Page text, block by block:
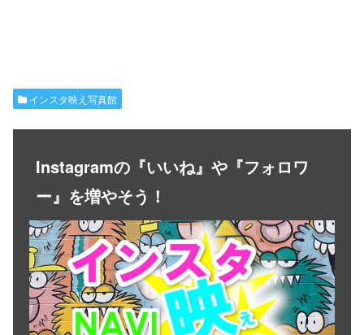
インスタ映え写真館
Instagramの『いいね』や『フォロワ
ー』を増やそう！